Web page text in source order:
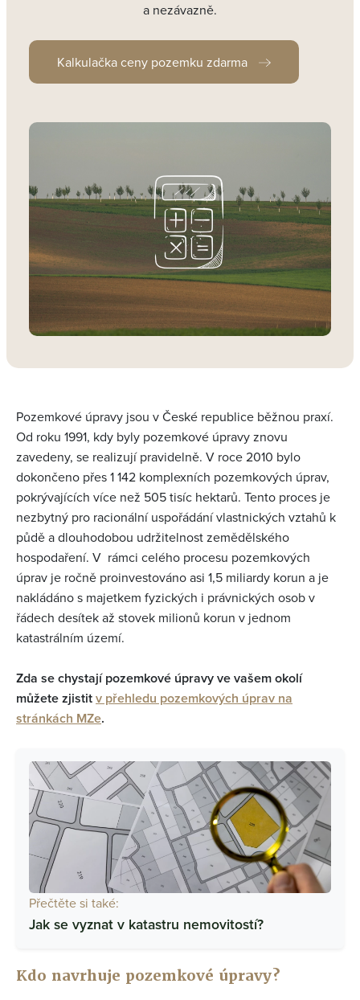
a nezávazně.
Kalkulačka ceny pozemku zdarma
Pozemkové úpravy jsou v České republice běžnou praxí.
Od roku 1991, kdy byly pozemkové úpravy znovu
zavedeny, se realizují pravidelně. V roce 2010 bylo
dokončeno přes 1 142 komplexních pozemkových úprav,
pokrývajících více než 505 tisíc hektarů. Tento proces je
nezbytný pro racionální uspořádání vlastnických vztahů k
půdě a dlouhodobou udržitelnost zemědělského
hospodaření. V rámci celého procesu pozemkových
úprav je ročně proinvestováno asi 1,5 miliardy korun a je
nakládáno s majetkem fyzických i právnických osob v
řádech desítek až stovek milionů korun v jednom
katastrálním území.
Zda se chystají pozemkové úpravy ve vašem okolí
můžete zjistitv přehledu pozemkových úprav na
stránkách MZe.
Přečtěte si také:
Jak se vyznat v katastru nemovitostí?
Kdo navrhuje pozemkové úpravy?